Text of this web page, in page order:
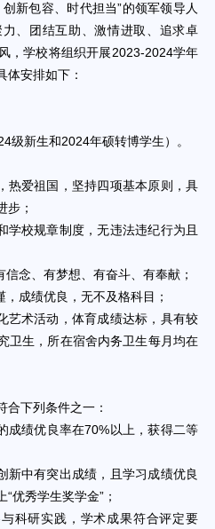
新包容、时代担当”的领军领导人
、团结互助、激情进取、追求卓
，学校将组织开展2023-2024学年
体安排如下：
级新生和2024年硕转博学生）。
热爱祖国，坚持四项基本原则，具
步；
学校规章制度，无违法违纪行为且
念、有梦想、有奋斗、有奉献；
成绩优良，无不及格科目；
艺术活动，体育成绩达标，具有较
卫生，所在宿舍内务卫生每月均在
合下列条件之一：
成绩优良率在70%以上，获得二等
新中有突出成绩，且学习成绩优良
优秀学生奖学金”；
科研实践，学术成果符合评定要